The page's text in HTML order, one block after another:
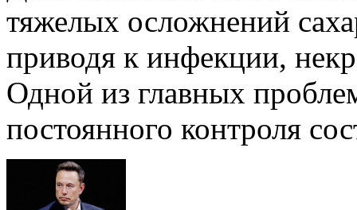
тяжелых осложнений
приводя к инфекции,
Одной из главных
постоянного контроля